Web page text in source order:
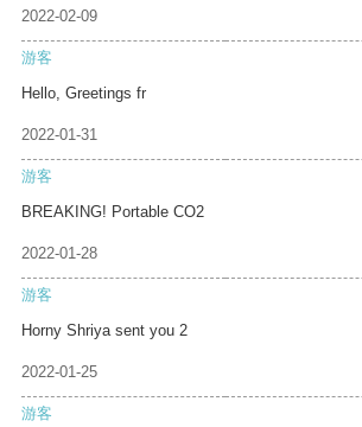
2022-02-09
游客
Hello, Greetings fr
2022-01-31
游客
BREAKING! Portable CO2
2022-01-28
游客
Horny Shriya sent you 2
2022-01-25
游客